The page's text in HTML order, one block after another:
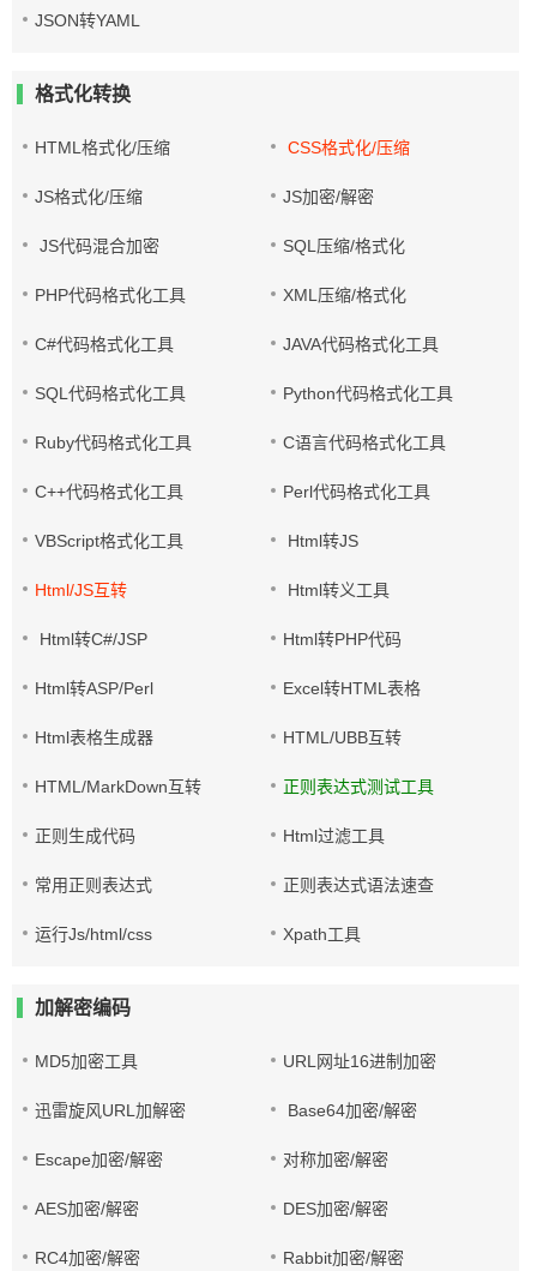
JSON转YAML
格式化转换
HTML格式化/压缩 CSS格式化/压缩
JS格式化/压缩 JS加密/解密
JS代码混合加密 SQL压缩/格式化
PHP代码格式化工具 XML压缩/格式化
C#代码格式化工具 JAVA代码格式化工具
SQL代码格式化工具 Python代码格式化工具
Ruby代码格式化工具 C语言代码格式化工具
C++代码格式化工具 Perl代码格式化工具
VBScript格式化工具 Html转JS
Html/JS互转 Html转义工具
Html转C#/JSP Html转PHP代码
Html转ASP/Perl Excel转HTML表格
Html表格生成器 HTML/UBB互转
HTML/MarkDown互转 正则表达式测试工具
正则生成代码 Html过滤工具
常用正则表达式 正则表达式语法速查
运行Js/html/css Xpath工具
加解密编码
MD5加密工具 URL网址16进制加密
迅雷旋风URL加解密 Base64加密/解密
Escape加密/解密 对称加密/解密
AES加密/解密 DES加密/解密
RC4加密/解密 Rabbit加密/解密